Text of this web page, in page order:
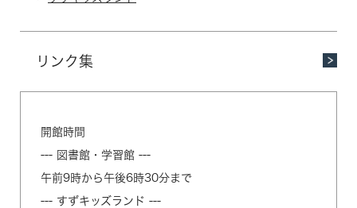
リンク集
開館時間
--- 図書館・学習館 ---
午前9時から午後6時30分まで
--- すずキッズランド ---